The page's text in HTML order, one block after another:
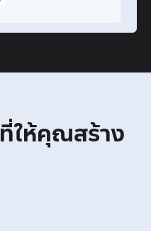
ที่ให้คุณสร้าง